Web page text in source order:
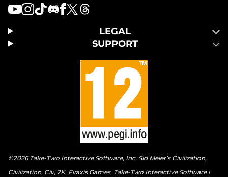
LEGAL
SUPPORT
©2026 Take-Two Interactive Software, Inc. Sid Meier’s Civilization,
Civilization, Civ, 2K, Firaxis Games, Take-Two Interactive Software i